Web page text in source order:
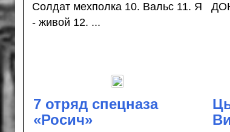
Солдат мехполка 10. Вальс 11. Я
- живой 12. ...
7 отряд спецназа
«Росич»